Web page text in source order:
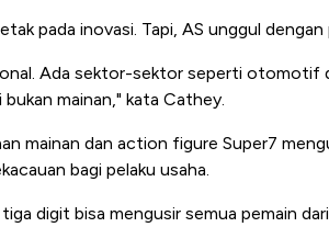
pada inovasi. Tapi, AS unggul dengan
Ada sektor-sektor seperti otomotif
mainan," kata Cathey.
mainan dan action figure Super7
bagi pelaku usaha.
digit bisa mengusir semua pemain